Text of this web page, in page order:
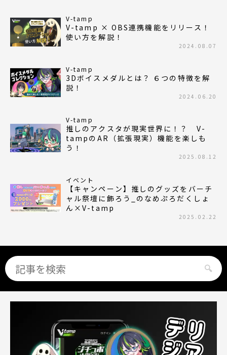
V-tamp
V-tamp × OBS連携機能をリリース！
使い方を解説！
2024.08.07
V-tamp
3Dボイスメダルとは？ ６つの特徴を解
説！
2024.06.20
V-tamp
推しのアクスタが現実世界に！？ V-
tampのAR（拡張現実）機能を楽しも
う！
2025.08.12
イベント
【キャンペーン】推しのグッズをバーチ
ャル祭壇に飾ろう_のなめぷろだくしょ
ん×V-tamp
2025.02.22